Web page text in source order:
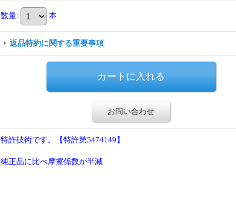
数量: 本
返品特約に関する重要事項
お問い合わせ
特許技術です。【特許第5474149】
純正品に比べ摩擦係数が半減